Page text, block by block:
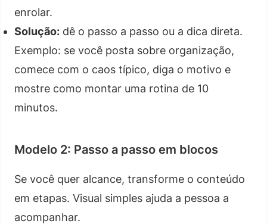
enrolar.
Solução: dê o passo a passo ou a dica direta.
Exemplo: se você posta sobre organização,
comece com o caos típico, diga o motivo e
mostre como montar uma rotina de 10
minutos.
Modelo 2: Passo a passo em blocos
Se você quer alcance, transforme o conteúdo
em etapas. Visual simples ajuda a pessoa a
acompanhar.